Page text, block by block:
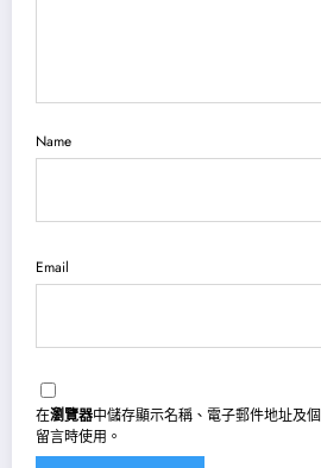
Name
Email
在瀏覽器中儲存顯示名稱、電子郵件地址及
留言時使用。